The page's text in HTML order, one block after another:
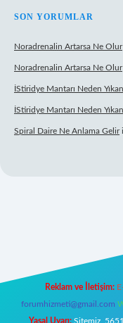
SON YORUMLAR
Noradrenalin Artarsa Ne Olur
Noradrenalin Artarsa Ne Olur
İStiridye Mantarı Neden
İStiridye Mantarı Neden
Spiral Daire Ne Anlama Gelir
Reklam ve İletişim:
forumhizmeti@gmail.com
Yasal Uyarı: Sitemiz,